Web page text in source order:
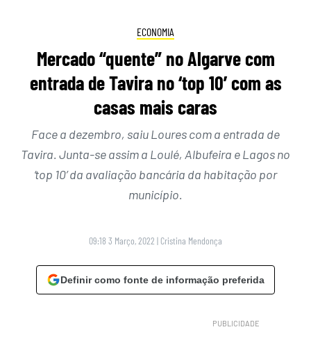
ECONOMIA
Mercado “quente” no Algarve com
entrada de Tavira no ‘top 10’ com as
casas mais caras
Face a dezembro, saiu Loures com a entrada de
Tavira. Junta-se assim a Loulé, Albufeira e Lagos no
‘top 10’ da avaliação bancária da habitação por
município.
09:18 3 Março, 2022 | Cristina Mendonça
Definir como fonte de informação preferida